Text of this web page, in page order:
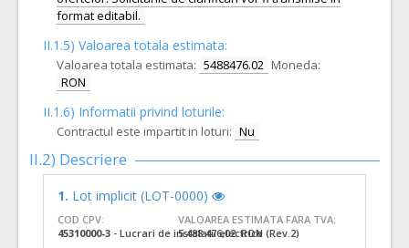
format editabil.
II.1.5) Valoarea totala estimata:
Valoarea totala estimata: 5488476.02 Moneda:
RON
II.1.6) Informatii privind loturile:
Contractul este impartit in loturi: Nu
II.2) Descriere
1. Lot implicit (LOT-0000)
COD CPV:
45310000-3 - Lucrari de instalatii electrice (Rev.2)
VALOAREA ESTIMATA FARA TVA:
5.488.476,02 RON